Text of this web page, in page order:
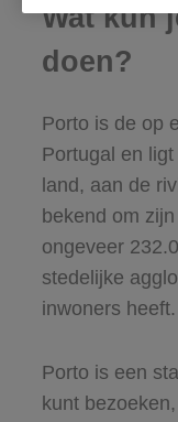
Wat kun
doen?
Porto is de op
Portugal en
land, aan de
bekend om
ongeveer
stedelijke
inwoners heeft.
Porto is een
kunt